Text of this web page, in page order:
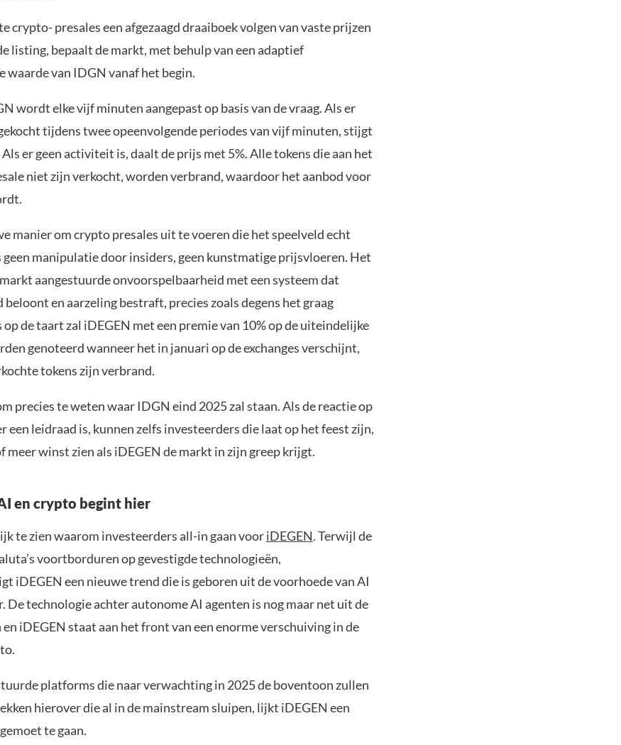
crypto- presales een afgezaagd draaiboek volgen van vaste prijzen
listing, bepaalt de markt, met behulp van een adaptief
waarde van IDGN vanaf het begin.
wordt elke vijf minuten aangepast op basis van de vraag. Als er
tijdens twee opeenvolgende periodes van vijf minuten, stijgt
er geen activiteit is, daalt de prijs met 5%. Alle tokens die aan het
niet zijn verkocht, worden verbrand, waardoor het aanbod voor
manier om crypto presales uit te voeren die het speelveld echt
geen manipulatie door insiders, geen kunstmatige prijsvloeren. Het
aangestuurde onvoorspelbaarheid met een systeem dat
en aarzeling bestraft, precies zoals degens het graag
op de taart zal iDEGEN met een premie van 10% op de uiteindelijke
genoteerd wanneer het in januari op de exchanges verschijnt,
tokens zijn verbrand.
precies te weten waar IDGN eind 2025 zal staan. Als de reactie op
een leidraad is, kunnen zelfs investeerders die laat op het feest zijn,
meer winst zien als iDEGEN de markt in zijn greep krijgt.
en crypto begint hier
te zien waarom investeerders all-in gaan vooriDEGEN. Terwijl de
voortborduren op gevestigde technologieën,
iDEGEN een nieuwe trend die is geboren uit de voorhoede van AI
De technologie achter autonome AI agenten is nog maar net uit de
iDEGEN staat aan het front van een enorme verschuiving in de
platforms die naar verwachting in 2025 de boventoon zullen
hierover die al in de mainstream sluipen, lijkt iDEGEN een
te gaan.